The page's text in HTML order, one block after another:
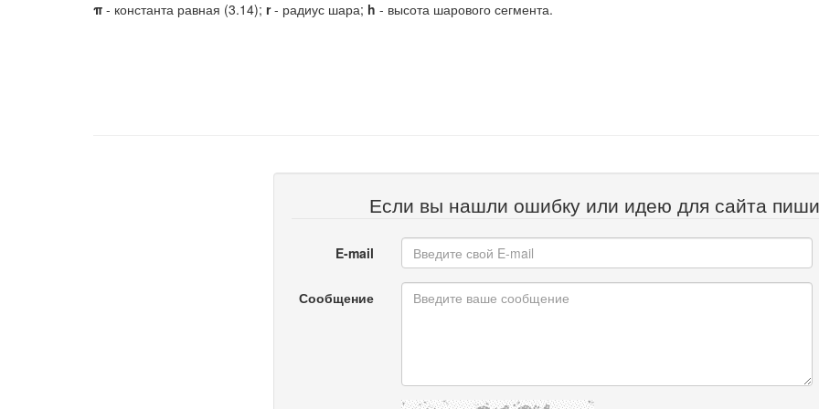
π - константа равная (3.14); r- радиус шара; h - высота шарового сегмента.
Если вы нашли ошибку или идею для сайта
E-mail
Сообщение